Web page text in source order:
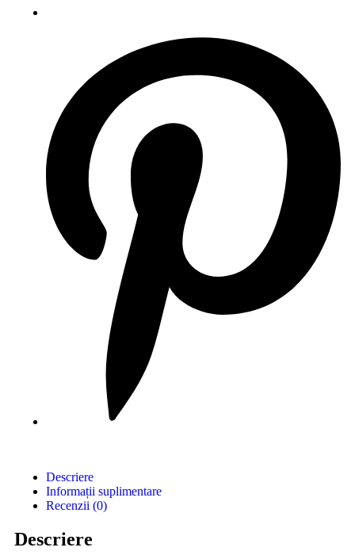
Descriere
Informații suplimentare
Recenzii (0)
Descriere